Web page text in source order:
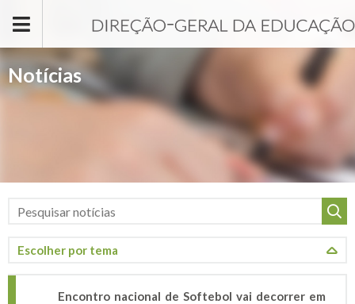
Notícias
Encontro nacional de Softebol vai decorrer em